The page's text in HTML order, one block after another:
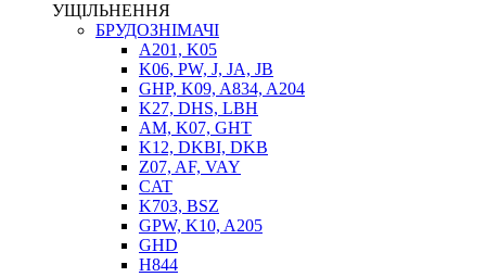
ВТУЛКИ
УЩІЛЬНЕННЯ
БРУДОЗНІМАЧІ
A201, K05
K06, PW, J, JA, JB
GHP, K09, A834, A204
K27, DHS, LBH
AM, K07, GHT
K12, DKBI, DKB
Z07, AF, VAY
CAT
K703, BSZ
GPW, K10, A205
GHD
H844